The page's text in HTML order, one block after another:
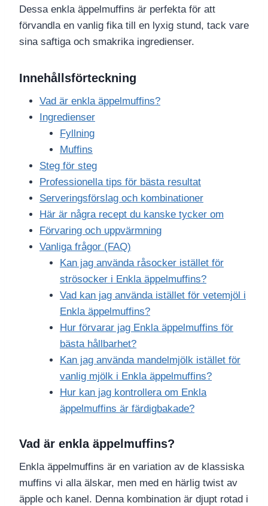
Dessa enkla äppelmuffins är perfekta för att
förvandla en vanlig fika till en lyxig stund, tack vare
sina saftiga och smakrika ingredienser.
Innehållsförteckning
Vad är enkla äppelmuffins?
Ingredienser
Fyllning
Muffins
Steg för steg
Professionella tips för bästa resultat
Serveringsförslag och kombinationer
Här är några recept du kanske tycker om
Förvaring och uppvärmning
Vanliga frågor (FAQ)
Kan jag använda råsocker istället för
strösocker i Enkla äppelmuffins?
Vad kan jag använda istället för vetemjöl i
Enkla äppelmuffins?
Hur förvarar jag Enkla äppelmuffins för
bästa hållbarhet?
Kan jag använda mandelmjölk istället för
vanlig mjölk i Enkla äppelmuffins?
Hur kan jag kontrollera om Enkla
äppelmuffins är färdigbakade?
Vad är enkla äppelmuffins?
Enkla äppelmuffins är en variation av de klassiska
muffins vi alla älskar, men med en härlig twist av
äpple och kanel. Denna kombination är djupt rotad i